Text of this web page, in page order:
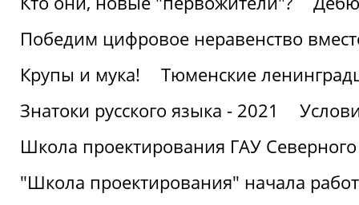
Победим цифровое неравенство
Крупы и мука!
Тюменские
Знатоки русского языка - 2021
Школа проектирования ГАУ
"Школа проектирования" начала